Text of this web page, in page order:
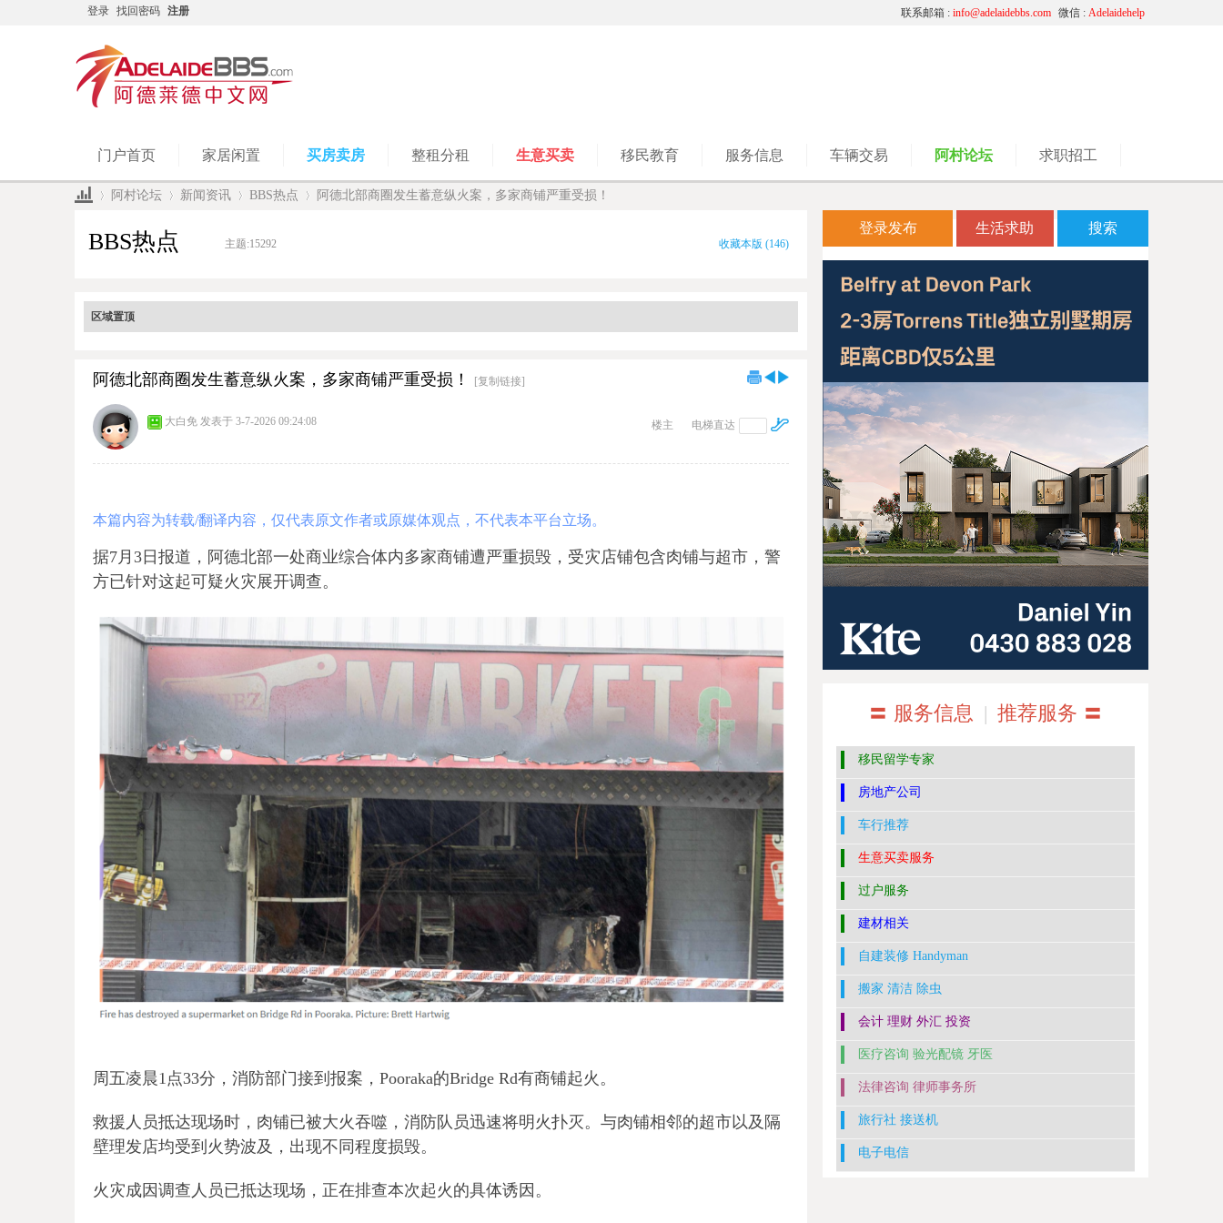
登录 找回密码 注册 微信 : Adelaidehelp
联系邮箱 : info@adelaidebbs.com
门户首页 家居闲置 买房卖房 整租分租 生意买卖 移民教育 服务信息 车辆交易 阿村论坛 求职招工
阿村论坛 新闻资讯 BBS热点 阿德北部商圈发生蓄意纵火案，多家商铺严重受损！
BBS热点 主题:15292 收藏本版 (146)
区域置顶
阿德北部商圈发生蓄意纵火案，多家商铺严重受损！ [复制链接]
电梯直达
楼主
大白免 发表于 3-7-2026 09:24:08
本篇内容为转载/翻译内容，仅代表原文作者或原媒体观点，不代表本平台立场。
据7月3日报道，阿德北部一处商业综合体内多家商铺遭严重损毁，受灾店铺包含肉铺与超市，警
方已针对这起可疑火灾展开调查。
周五凌晨1点33分，消防部门接到报案，Pooraka的Bridge Rd有商铺起火。
救援人员抵达现场时，肉铺已被大火吞噬，消防队员迅速将明火扑灭。与肉铺相邻的超市以及隔
壁理发店均受到火势波及，出现不同程度损毁。
火灾成因调查人员已抵达现场，正在排查本次起火的具体诱因。
登录发布 生活求助 搜索
〓 服务信息 | 推荐服务 〓
移民留学专家
房地产公司
车行推荐
生意买卖服务
过户服务
建材相关
自建装修 Handyman
搬家 清洁 除虫
会计 理财 外汇 投资
医疗咨询 验光配镜 牙医
法律咨询 律师事务所
旅行社 接送机
电子电信